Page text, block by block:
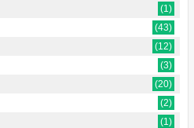
(1)
(43)
(12)
(3)
(20)
(2)
(1)